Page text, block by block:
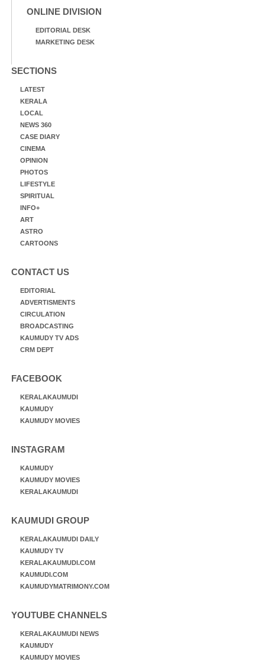
ONLINE DIVISION
EDITORIAL DESK
MARKETING DESK
SECTIONS
LATEST
KERALA
LOCAL
NEWS 360
CASE DIARY
CINEMA
OPINION
PHOTOS
LIFESTYLE
SPIRITUAL
INFO+
ART
ASTRO
CARTOONS
CONTACT US
EDITORIAL
ADVERTISMENTS
CIRCULATION
BROADCASTING
KAUMUDY TV ADS
CRM DEPT
FACEBOOK
KERALAKAUMUDI
KAUMUDY
KAUMUDY MOVIES
INSTAGRAM
KAUMUDY
KAUMUDY MOVIES
KERALAKAUMUDI
KAUMUDI GROUP
KERALAKAUMUDI DAILY
KAUMUDY TV
KERALAKAUMUDI.COM
KAUMUDI.COM
KAUMUDYMATRIMONY.COM
YOUTUBE CHANNELS
KERALAKAUMUDI NEWS
KAUMUDY
KAUMUDY MOVIES